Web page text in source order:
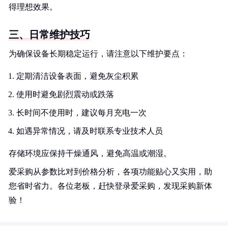
得理想效果。
三、日常维护技巧
为确保设备长期稳定运行，请注意以下维护要点：
定期清洁设备表面，避免灰尘积累
使用时避免剧烈震动或跌落
长时间不使用时，建议每月充电一次
如遇异常情况，请及时联系专业技术人员
存储环境应保持干燥通风，避免高温或潮湿。
爱采购从参数比对到价格分析，各项功能贴心又实用，助
您省时省力。各位老板，赶快登录爱采购，发现采购新体
验！